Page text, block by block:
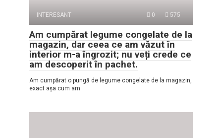
INTERESANT 0 575
Am cumpărat legume congelate de la
magazin, dar ceea ce am văzut în
interior m-a îngrozit; nu veți crede ce
am descoperit în pachet.
Am cumpărat o pungă de legume congelate de la magazin,
exact așa cum am